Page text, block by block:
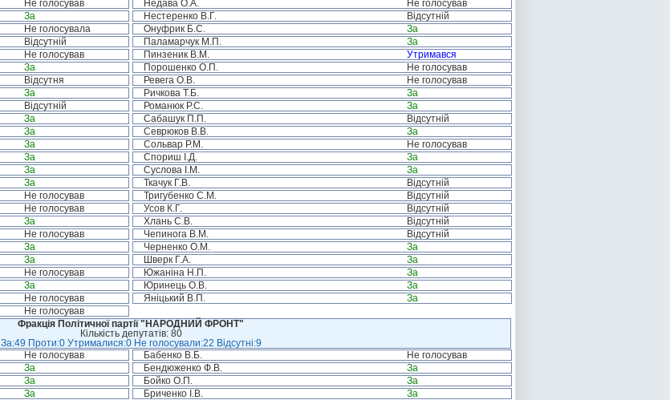
Не голосував Недава О.А.
Не голосував
За Нестеренко В.Г.
Відсутній
Не голосувала Онуфрик Б.С.
За
Відсутній Паламарчук М.П.
За
Не голосував Пинзеник В.М.
Утримався
За Порошенко О.П.
Не голосував
Відсутня Ревега О.В.
Не голосував
За Ричкова Т.Б.
За
Відсутній Романюк Р.С.
За
За Сабашук П.П.
Відсутній
За Севрюков В.В.
За
За Сольвар Р.М.
Не голосував
За Спориш І.Д.
За
За Суслова І.М.
За
За Ткачук Г.В.
Відсутній
Не голосував Тригубенко С.М.
Відсутній
Не голосував Усов К.Г.
Відсутній
За Хлань С.В.
Відсутній
Не голосував Чепинога В.М.
Відсутній
За Черненко О.М.
За
За Шверк Г.А.
За
Не голосував Южаніна Н.П.
За
За Юринець О.В.
За
Не голосував Яніцький В.П.
За
Не голосував
Фракція Політичної партії "НАРОДНИЙ ФРОНТ"
Кількість депутатів: 80
За:49 Проти:0 Утрималися:0 Не голосували:22 Відсутні:9
Не голосував Бабенко В.Б.
Не голосував
За Бендюженко Ф.В.
За
За Бойко О.П.
За
За Бриченко І.В.
За